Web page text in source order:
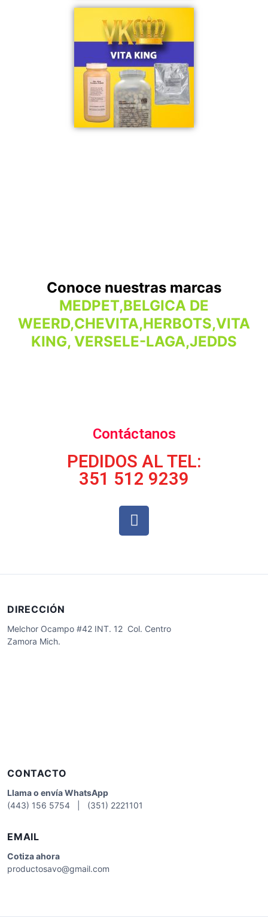
Conoce nuestras marcas
MEDPET,BELGICA DE
WEERD,CHEVITA,HERBOTS,VITA
KING, VERSELE-LAGA,JEDDS
Contáctanos
PEDIDOS AL TEL:
351 512 9239
DIRECCIÓN
Melchor Ocampo #42 INT. 12 Col. Centro
Zamora Mich.
CONTACTO
Llama o envía WhatsApp
(443) 156 5754 | (351) 2221101
EMAIL
Cotizaahora
productosavo@gmail.com